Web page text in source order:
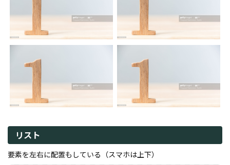
リスト
要素を左右に配置もしている（スマホは上下）